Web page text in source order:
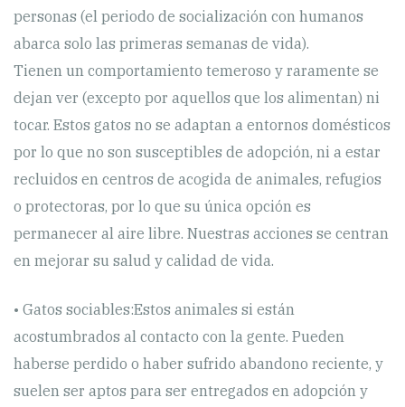
personas (el periodo de socialización con humanos
abarca solo las primeras semanas de vida).
Tienen un comportamiento temeroso y raramente se
dejan ver (excepto por aquellos que los alimentan) ni
tocar. Estos gatos no se adaptan a entornos domésticos
por lo que no son susceptibles de adopción, ni a estar
recluidos en centros de acogida de animales, refugios
o protectoras, por lo que su única opción es
permanecer al aire libre. Nuestras acciones se centran
en mejorar su salud y calidad de vida.
• Gatos sociables:Estos animales si están
acostumbrados al contacto con la gente. Pueden
haberse perdido o haber sufrido abandono reciente, y
suelen ser aptos para ser entregados en adopción y